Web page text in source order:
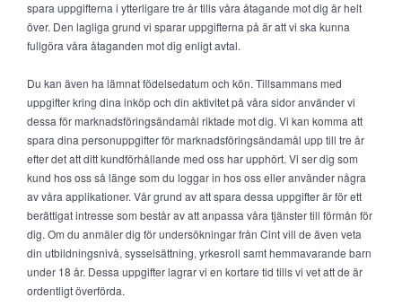
spara uppgifterna i ytterligare tre år tills våra åtagande mot dig är helt
över. Den lagliga grund vi sparar uppgifterna på är att vi ska kunna
fullgöra våra åtaganden mot dig enligt avtal.
Du kan även ha lämnat födelsedatum och kön. Tillsammans med
uppgifter kring dina inköp och din aktivitet på våra sidor använder vi
dessa för marknadsföringsändamål riktade mot dig. Vi kan komma att
spara dina personuppgifter för marknadsföringsändamål upp till tre år
efter det att ditt kundförhållande med oss har upphört. Vi ser dig som
kund hos oss så länge som du loggar in hos oss eller använder några
av våra applikationer. Vår grund av att spara dessa uppgifter är för ett
berättigat intresse som består av att anpassa våra tjänster till förmån för
dig. Om du anmäler dig för undersökningar från Cint vill de även veta
din utbildningsnivå, sysselsättning, yrkesroll samt hemmavarande barn
under 18 år. Dessa uppgifter lagrar vi en kortare tid tills vi vet att de är
ordentligt överförda.